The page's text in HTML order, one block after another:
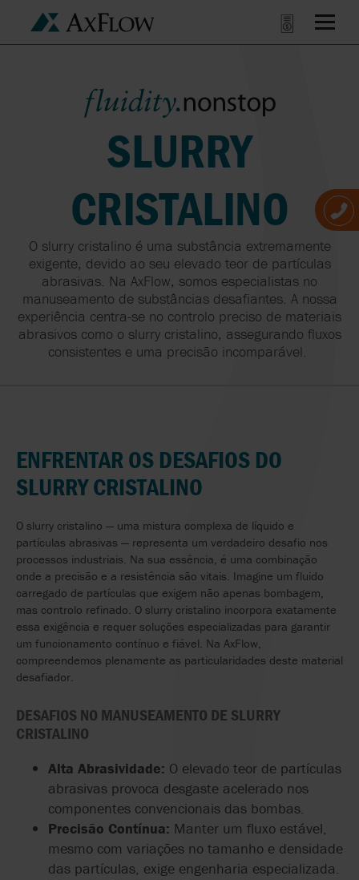
SLURRY
CRISTALINO
O slurrycristalino é uma substância extremamente
exigente, devido ao seu elevado teor de partículas
abrasivas. Na AxFlow, somos especialistas no
manuseamento de substâncias desafiantes. A nossa
experiência centra-se no controlo preciso de materiais
abrasivos como o slurrycristalino, assegurando fluxos
consistentes e uma precisão incomparável.
ENFRENTAROS DESAFIOS DO
SLURRYCRISTALINO
O slurry cristalino — uma mistura complexa de líquido e
partículas abrasivas — representa um verdadeiro desafio nos
processos industriais. Na sua essência, é uma combinação
onde a precisão e a resistência são vitais. Imagine um fluido
carregado de partículas que exigem não apenas bombagem,
mas controlo refinado. O slurry cristalino incorpora exatamente
essa exigência e requer soluções especializadas para garantir
um funcionamento contínuo e fiável. Na AxFlow,
compreendemos plenamente as particularidades deste material
desafiador.
DESAFIOS NO MANUSEAMENTO DE SLURRY
CRISTALINO
Alta Abrasividade: O elevado teor de partículas
abrasivas provoca desgaste acelerado nos
componentes convencionais das bombas.
Precisão Contínua: Manter um fluxo estável,
mesmo com variações no tamanho e densidade
das partículas, exige engenharia especializada.